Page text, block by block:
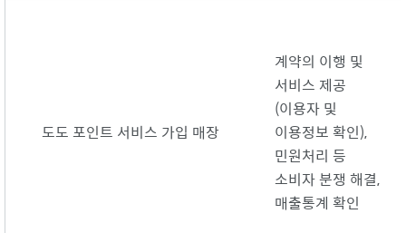
도도 포인트 서비스 가입 매장
계약의 이행 및
서비스 제공
(이용자 및
이용정보 확인),
민원처리 등
소비자 분쟁 해결,
매출통계 확인